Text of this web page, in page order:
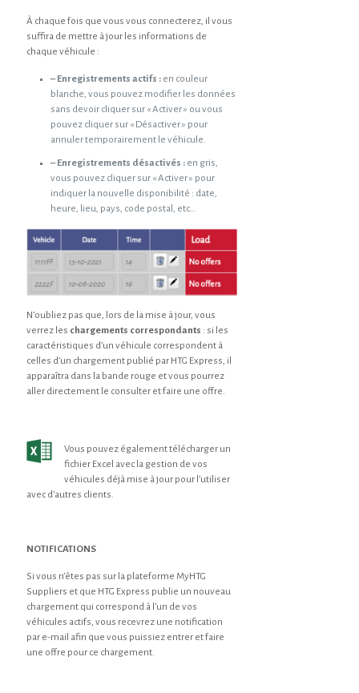
À chaque fois que vous vous connecterez, il vous
suffira de mettre à jour les informations de
chaque véhicule :
– Enregistrements actifs : en couleur
blanche, vous pouvez modifier les données
sans devoir cliquer sur « Activer » ou vous
pouvez cliquer sur « Désactiver » pour
annuler temporairement le véhicule.
– Enregistrements désactivés : en gris,
vous pouvez cliquer sur « Activer » pour
indiquer la nouvelle disponibilité : date,
heure, lieu, pays, code postal, etc…
N’oubliez pas que, lors de la mise à jour, vous
verrez les chargements correspondants : si les
caractéristiques d’un véhicule correspondent à
celles d’un chargement publié par HTG Express, il
apparaîtra dans la bande rouge et vous pourrez
aller directement le consulter et faire une offre.
Vous pouvez également télécharger un
fichier Excel avec la gestion de vos
véhicules déjà mise à jour pour l’utiliser
avec d’autres clients.
NOTIFICATIONS
Si vous n’êtes pas sur la plateforme MyHTG
Suppliers et que HTG Express publie un nouveau
chargement qui correspond à l’un de vos
véhicules actifs, vous recevrez une notification
par e-mail afin que vous puissiez entrer et faire
une offre pour ce chargement.